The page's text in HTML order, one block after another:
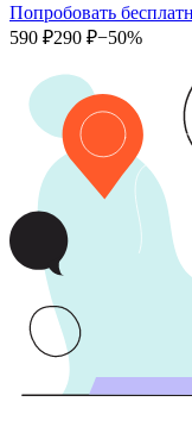
Попробовать
590 ₽290 ₽−50%